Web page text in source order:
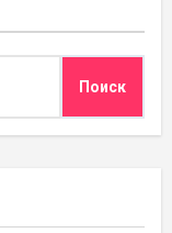
Поиск